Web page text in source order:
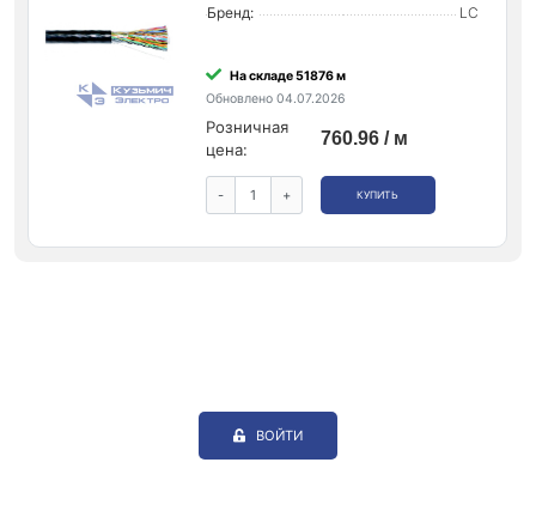
Бренд:
LC
На складе 51876 м
Обновлено 04.07.2026
Розничная
цена:
760.96 / м
- + КУПИТЬ
ВОЙТИ